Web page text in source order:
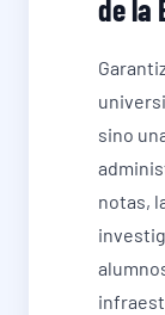
de la
sino
notas,